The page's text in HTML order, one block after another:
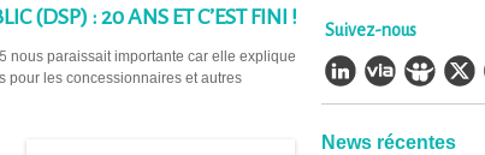
(DSP) : 20 ANS ET C’EST FINI !
paraissait importante car elle explique
les concessionnaires et autres
Suivez-nous
News récentes
Christophe
avocat de parties
décision de